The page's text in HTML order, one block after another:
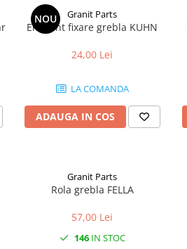
NOU Granit Parts
Element fixare grebla KUHN
24,00 Lei
LA COMANDA
ADAUGA IN COS
Granit Parts
Rola grebla FELLA
57,00 Lei
146IN STOC